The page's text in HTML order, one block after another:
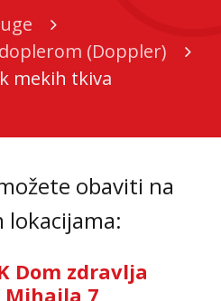
(Doppler)
mekih tkiva
obaviti na
lokacijama:
Dom zdravlja
Mihaila 7